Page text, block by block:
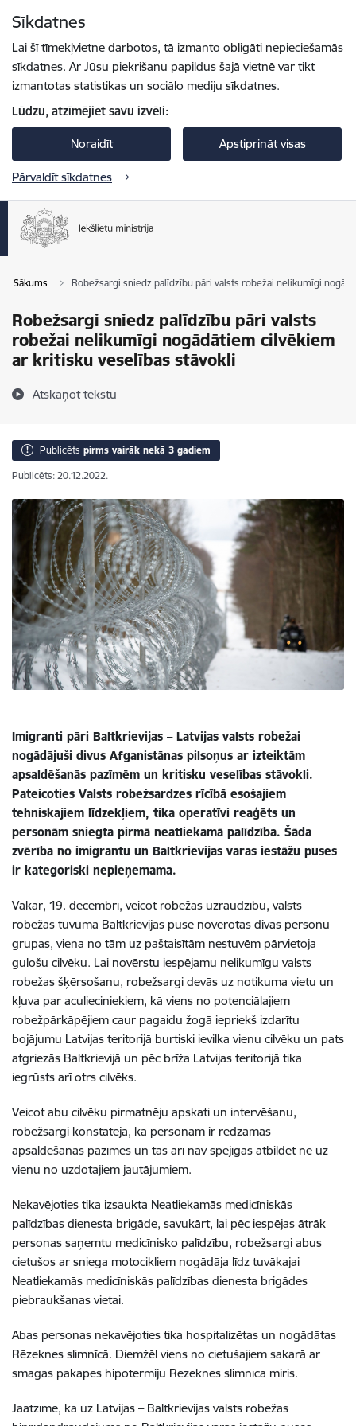
Sīkdatnes
Lai šī tīmekļvietne darbotos, tā izmanto obligāti nepieciešamās
sīkdatnes. Ar Jūsu piekrišanu papildus šajā vietnē var tikt
izmantotas statistikas un sociālo mediju sīkdatnes.
Lūdzu, atzīmējiet savu izvēli:
Noraidīt Apstiprināt visas
Pārvaldīt sīkdatnes
Sākums Robežsargi sniedz palīdzību pāri valsts robežai nelikumīgi
Robežsargi sniedz palīdzību pāri valsts
robežai nelikumīgi nogādātiem cilvēkiem
ar kritisku veselības stāvokli
Atskaņot tekstu
Publicēts pirms vairāk nekā 3 gadiem
Publicēts: 20.12.2022.
Imigranti pāri Baltkrievijas – Latvijas valsts robežai
nogādājuši divus Afganistānas pilsoņus ar izteiktām
apsaldēšanās pazīmēm un kritisku veselības stāvokli.
Pateicoties Valsts robežsardzes rīcībā esošajiem
tehniskajiem līdzekļiem, tika operatīvi reaģēts un
personām sniegta pirmā neatliekamā palīdzība. Šāda
zvērība no imigrantu un Baltkrievijas varas iestāžu puses
ir kategoriski nepieņemama.
Vakar, 19. decembrī, veicot robežas uzraudzību, valsts
robežas tuvumā Baltkrievijas pusē novērotas divas personu
grupas, viena no tām uz paštaisītām nestuvēm pārvietoja
gulošu cilvēku. Lai novērstu iespējamu nelikumīgu valsts
robežas šķērsošanu, robežsargi devās uz notikuma vietu un
kļuva par aculieciniekiem, kā viens no potenciālajiem
robežpārkāpējiem caur pagaidu žogā iepriekš izdarītu
bojājumu Latvijas teritorijā burtiski ievilka vienu cilvēku un pats
atgriezās Baltkrievijā un pēc brīža Latvijas teritorijā tika
iegrūsts arī otrs cilvēks.
Veicot abu cilvēku pirmatnēju apskati un intervēšanu,
robežsargi konstatēja, ka personām ir redzamas
apsaldēšanās pazīmes un tās arī nav spējīgas atbildēt ne uz
vienu no uzdotajiem jautājumiem.
Nekavējoties tika izsaukta Neatliekamās medicīniskās
palīdzības dienesta brigāde, savukārt, lai pēc iespējas ātrāk
personas saņemtu medicīnisko palīdzību, robežsargi abus
cietušos ar sniega motocikliem nogādāja līdz tuvākajai
Neatliekamās medicīniskās palīdzības dienesta brigādes
piebraukšanas vietai.
Abas personas nekavējoties tika hospitalizētas un nogādātas
Rēzeknes slimnīcā. Diemžēl viens no cietušajiem sakarā ar
smagas pakāpes hipotermiju Rēzeknes slimnīcā miris.
Jāatzīmē, ka uz Latvijas – Baltkrievijas valsts robežas